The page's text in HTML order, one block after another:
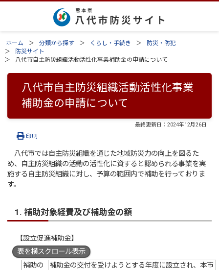
ホーム 分類から探す くらし・手続き
防災・防犯
防災サイト
八代市自主防災組織活動活性化事業補助金の申請について
八代市自主防災組織活動活性化事業
補助金の申請について
最終更新日： 2024年12月26日
印刷
八代市では自主防災組織を通じた地域防災力の向上を図るた
め、自主防災組織の活動の活性化に資すると認められる事業を実
施する自主防災組織に対し、予算の範囲内で補助を行っておりま
す。
1. 補助対象経費及び補助金の額
【設立促進補助金】
表を横スクロール表示
補助の
補助金の交付を受けようとする年度に設立され、本市